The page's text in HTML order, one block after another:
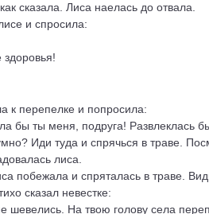
сказала. Лиса наелась до отвала.
и спросила:
к перепелке и попросила:
бы ты меня, подруга! Развлеклась
Иди туда и спрячься в траве.
лиса.
побежала и спряталась в траве.
сказал невестке:
шевелись. На твою голову села